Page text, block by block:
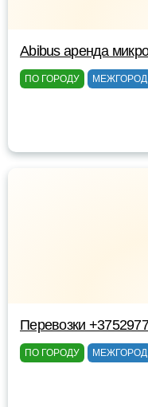
Abibus аренда
ПО ГОРОДУ МЕЖГОРОД
Перевозки
ПО ГОРОДУ МЕЖГОРОД